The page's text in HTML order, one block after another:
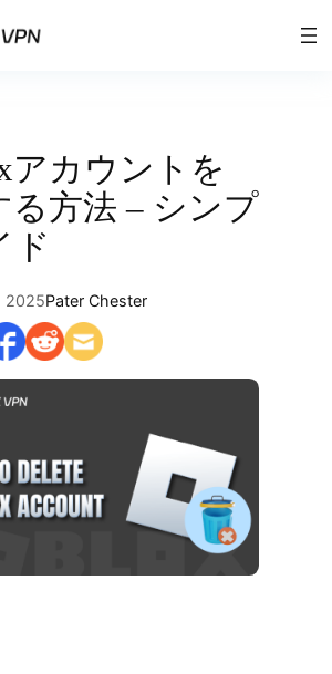
アカウントを
る方法 – シンプ
ド
2025Pater Chester